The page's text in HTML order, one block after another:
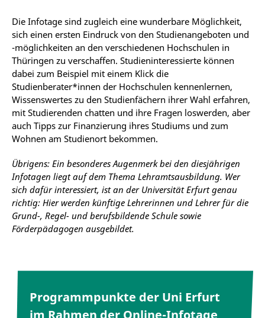
Die Infotage sind zugleich eine wunderbare Möglichkeit,
sich einen ersten Eindruck von den Studienangeboten und
-möglichkeiten an den verschiedenen Hochschulen in
Thüringen zu verschaffen. Studieninteressierte können
dabei zum Beispiel mit einem Klick die
Studienberater*innen der Hochschulen kennenlernen,
Wissenswertes zu den Studienfächern ihrer Wahl erfahren,
mit Studierenden chatten und ihre Fragen loswerden, aber
auch Tipps zur Finanzierung ihres Studiums und zum
Wohnen am Studienort bekommen.
Übrigens: Ein besonderes Augenmerk bei den diesjährigen
Infotagen liegt auf dem Thema Lehramtsausbildung. Wer
sich dafür interessiert, ist an der Universität Erfurt genau
richtig: Hier werden künftige Lehrerinnen und Lehrer für die
Grund-, Regel- und berufsbildende Schule sowie
Förderpädagogen ausgebildet.
Programmpunkte der Uni Erfurt